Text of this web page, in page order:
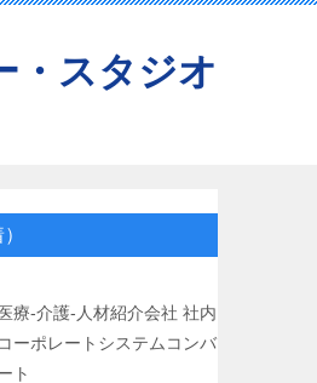
・スタジオ
医療-介護-人材紹介会社 社内
コーポレートシステムコンバ
ト